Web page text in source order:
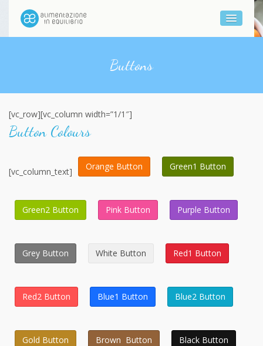
Buttons
[vc_row][vc_column width=”1/1″]
Button Colours
[vc_column_text] Orange Button Green1 Button
Green2 Button Pink Button Purple Button
Grey Button White Button Red1 Button
Red2 Button Blue1 Button Blue2 Button
Gold Button Brown Button Black Button